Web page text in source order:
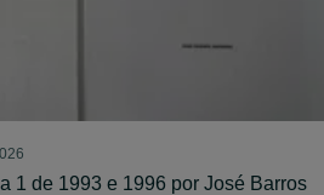
1 de 1993 e 1996 por José Barros